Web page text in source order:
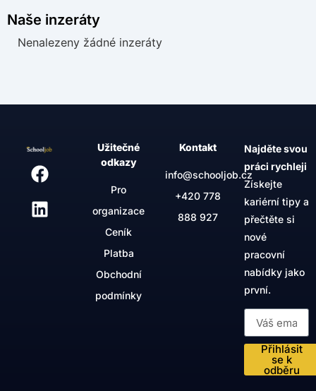
Naše inzeráty
Nenalezeny žádné inzeráty
Užitečné
odkazy
Pro
organizace
Ceník
Platba
Obchodní
podmínky
Kontakt
info@schooljob.cz
+420 778
888 927
Najděte svou
práci rychleji
Získejte
kariérní tipy a
přečtěte si
nové
pracovní
nabídky jako
první.
Přihlásit
se k
odběru